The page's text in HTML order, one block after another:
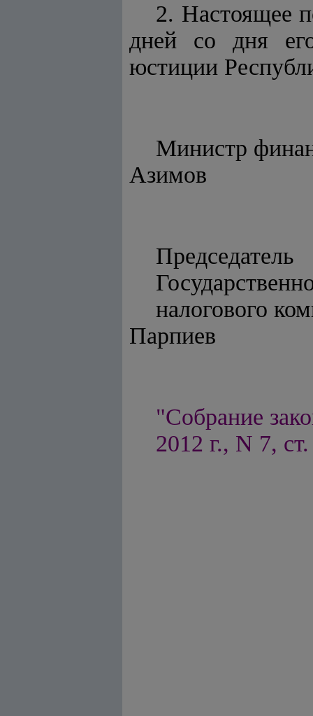
2. Настоящее
дней со дня
юстиции
Азимов
Председатель
Парпиев
"Собрание
2012 г., N 7,